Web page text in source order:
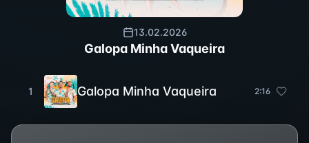
13.02.2026
Galopa Minha Vaqueira
1 Galopa Minha Vaqueira 2:16